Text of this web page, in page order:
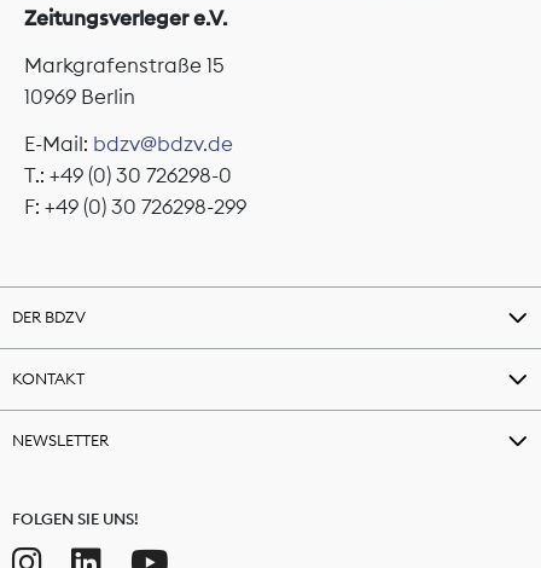
Zeitungsverleger e.V.
Markgrafenstraße 15
10969 Berlin
E-Mail: bdzv@bdzv.de
T.: +49 (0) 30 726298-0
F: +49 (0) 30 726298-299
DER BDZV
KONTAKT
NEWSLETTER
FOLGEN SIE UNS!